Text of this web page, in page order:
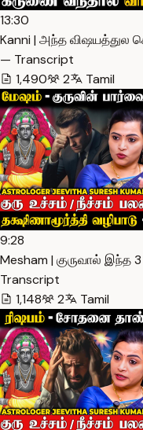
13:30
Kanni | அந்த
— Transcript
1,490
2 Tamil
9:28
Mesham | குருவால் இந்த
Transcript
1,148
2 Tamil